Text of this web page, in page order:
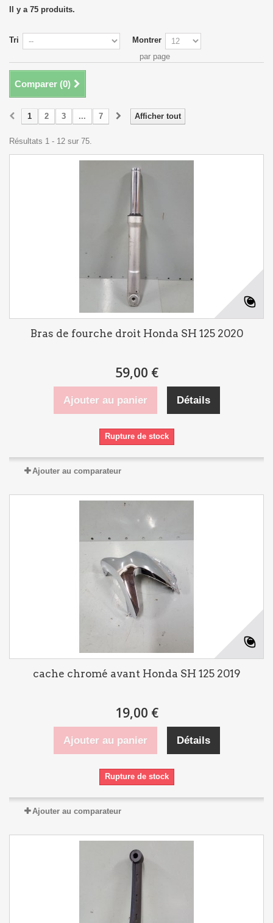
Il y a 75 produits.
Tri
Montrer
par page
Comparer (0)
Afficher tout
1 2 3 ... 7
Résultats 1 - 12 sur 75.
Bras de fourche droit Honda SH 125 2020
59,00 €
Ajouter au panier Détails
Rupture de stock
Ajouter au comparateur
cache chromé avant Honda SH 125 2019
19,00 €
Ajouter au panier Détails
Rupture de stock
Ajouter au comparateur